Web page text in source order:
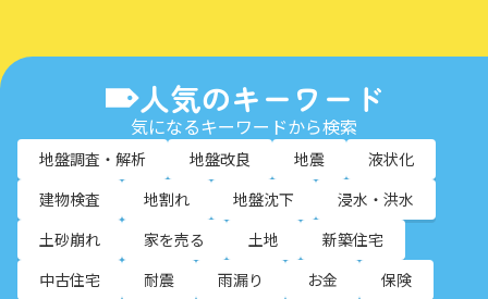
人気のキーワード
気になるキーワードから検索
地盤調査・解析 地盤改良 地震
液状化
建物検査
地割れ 地盤沈下
浸水・洪水
土砂崩れ
家を売る 土地
新築住宅
中古住宅
耐震 雨漏り お金
保険